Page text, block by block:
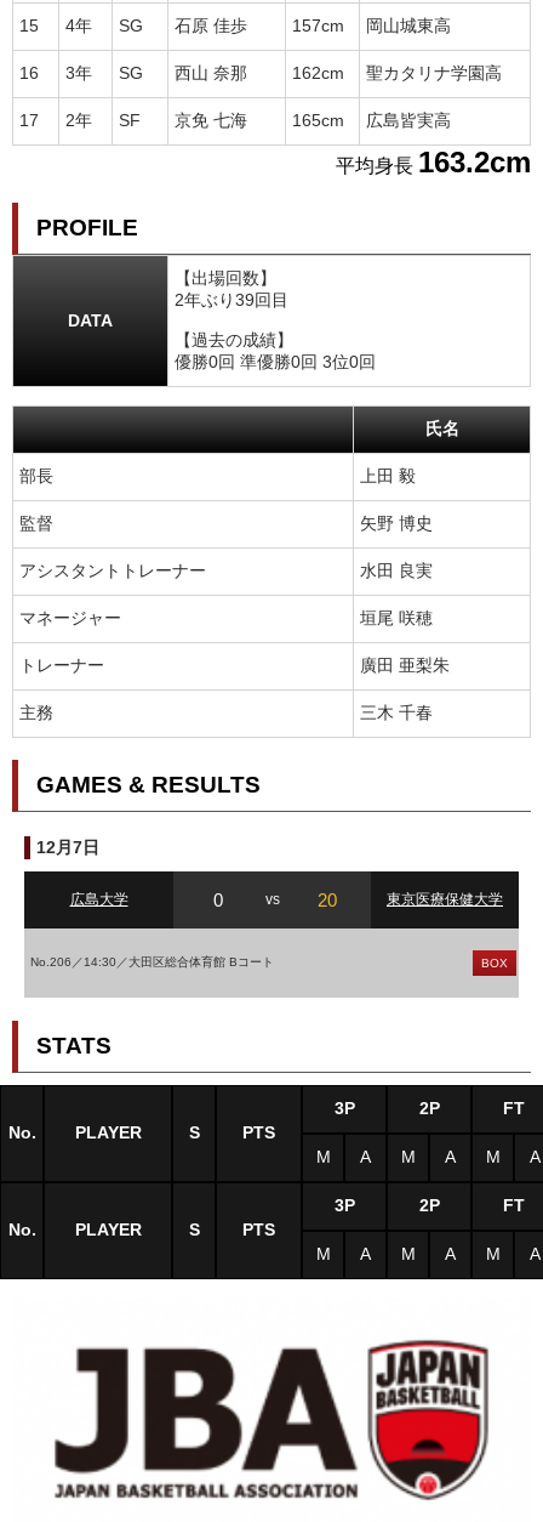
15 4年 SG 石原 佳歩 157cm 岡山城東高
16 3年 SG 西山 奈那 162cm 聖カタリナ学園高
17 2年 SF 京免 七海 165cm 広島皆実高
平均身長 163.2cm
PROFILE
DATA
【出場回数】
2年ぶり39回目
【過去の成績】
優勝0回 準優勝0回 3位0回
氏名
部長 上田 毅
監督 矢野 博史
アシスタントトレーナー 水田 良実
マネージャー 垣尾 咲穂
トレーナー 廣田 亜梨朱
主務 三木 千春
GAMES & RESULTS
12月7日
広島大学 0 vs 20 東京医療保健大学
No.206／14:30／大田区総合体育館 Bコート BOX
STATS
No. PLAYER S PTS
3P 2P FT
M A M A M A
No. PLAYER S PTS
3P 2P FT
M A M A M A